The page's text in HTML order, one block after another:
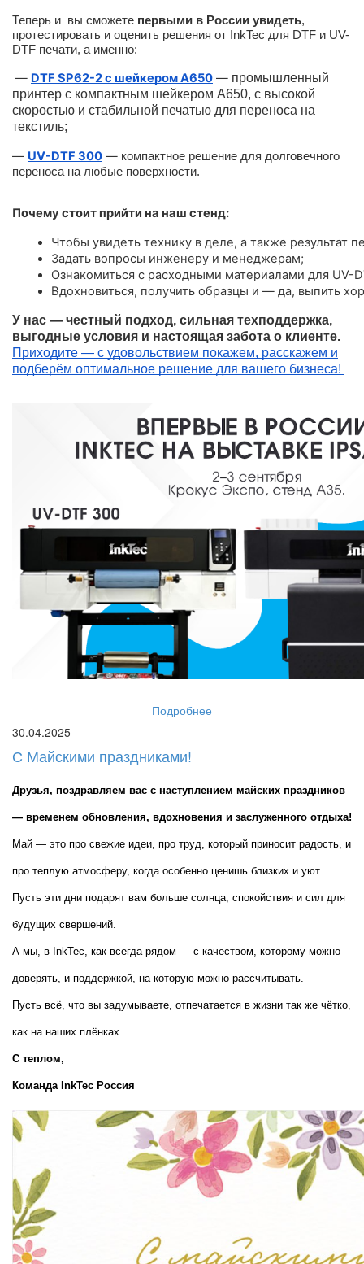
Теперь и вы сможете первыми в России увидеть,
протестировать и оценить решения от InkTec для DTF и UV-
DTF печати, а именно:
— DTF SP62-2 с шейкером A650 — промышленный
принтер с компактным шейкером А650, с высокой
скоростью и стабильной печатью для переноса на
текстиль;
— UV-DTF 300 — компактное решение для долговечного
переноса на любые поверхности.
Почему стоит прийти на наш стенд:
Чтобы увидеть технику в деле, а также результат
Задать вопросы инженеру и менеджерам;
Ознакомиться с расходными материалами для UV-
Вдохновиться, получить образцы и — да, выпить
У нас — честный подход, сильная техподдержка,
выгодные условия и настоящая забота о клиенте.
Приходите — с удовольствием покажем, расскажем и
подберём оптимальное решение для вашего бизнеса!
Подробнее
30.04.2025
С Майскими праздниками!
Друзья, поздравляем вас с наступлением майских праздников
— временем обновления, вдохновения и заслуженного отдыха!
Май — это про свежие идеи, про труд, который приносит радость, и
про теплую атмосферу, когда особенно ценишь близких и уют.
Пусть эти дни подарят вам больше солнца, спокойствия и сил для
будущих свершений.
А мы, в InkTec, как всегда рядом — с качеством, которому можно
доверять, и поддержкой, на которую можно рассчитывать.
Пусть всё, что вы задумываете, отпечатается в жизни так же чётко,
как на наших плёнках.
С теплом,
Команда InkTec Россия